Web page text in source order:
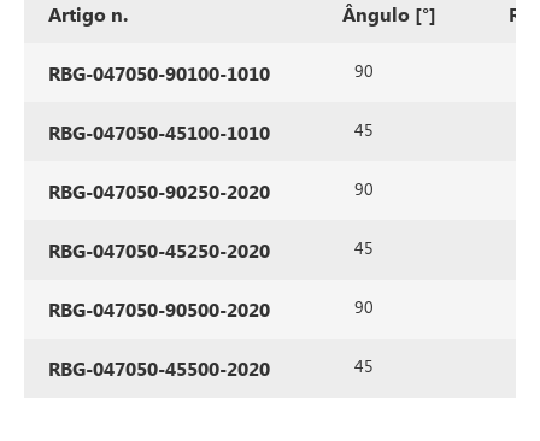
Artigo n. Ângulo [°]
RBG-047050-90100-1010 90
RBG-047050-45100-1010 45
RBG-047050-90250-2020 90
RBG-047050-45250-2020 45
RBG-047050-90500-2020 90
RBG-047050-45500-2020 45